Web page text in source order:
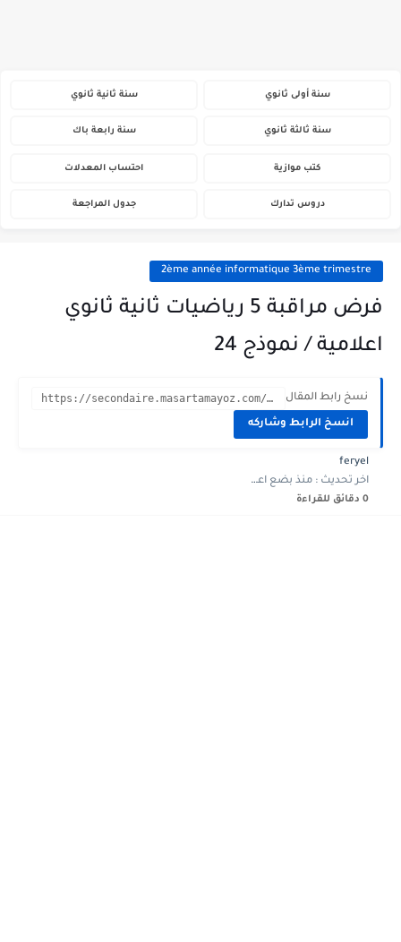
سنة أولى ثانوي سنة ثانية ثانوي
سنة ثالثة ثانوي سنة رابعة باك
كتب موازية احتساب المعدلات
دروس تدارك جدول المراجعة
2ème année informatique 3ème trimestre
فرض مراقبة 5 رياضيات ثانية ثانوي
اعلامية / نموذج 24
نسخ رابط المقال https://secondaire.masartamayoz.com/2023/03/devoir-controle-5-Math-2eme-annee-informatique-24.html?m=1
انسخ الرابط وشاركه
feryel
اخر تحديث :منذ بضع اعوام
0 دقائق للقراءة